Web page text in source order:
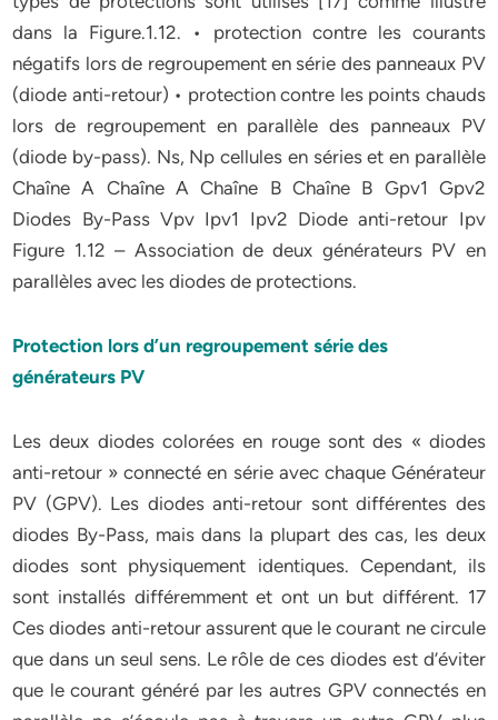
dans la Figure.1.12. • protection contre les courants
négatifs lors de regroupement en série des panneaux PV
(diode anti-retour) • protection contre les points chauds
lors de regroupement en parallèle des panneaux PV
(diode by-pass). Ns, Np cellules en séries et en parallèle
Chaîne A Chaîne A Chaîne B Chaîne B Gpv1 Gpv2
Diodes By-Pass Vpv Ipv1 Ipv2 Diode anti-retour Ipv
Figure 1.12 – Association de deux générateurs PV en
parallèles avec les diodes de protections.
Protection lors d’un regroupement série des
générateurs PV
Les deux diodes colorées en rouge sont des « diodes
anti-retour » connecté en série avec chaque Générateur
PV (GPV). Les diodes anti-retour sont différentes des
diodes By-Pass, mais dans la plupart des cas, les deux
diodes sont physiquement identiques. Cependant, ils
sont installés différemment et ont un but différent. 17
Ces diodes anti-retour assurent que le courant ne circule
que dans un seul sens. Le rôle de ces diodes est d’éviter
que le courant généré par les autres GPV connectés en